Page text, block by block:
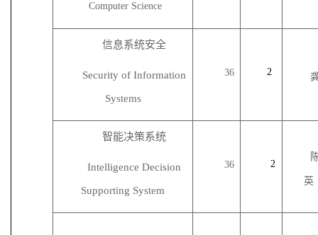
Computer Science
信息系统安全
Security of Information
Systems
36 2
智能决策系统
Intelligence Decision
Supporting System
36 2
英